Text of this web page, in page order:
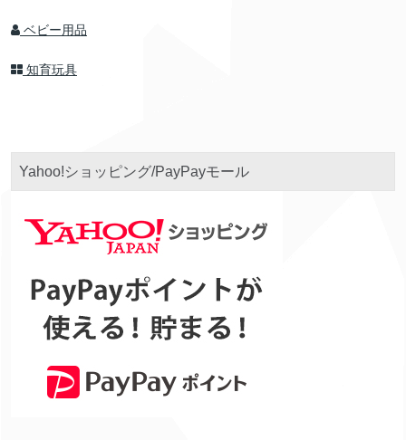
ベビー用品
知育玩具
Yahoo!ショッピング/PayPayモール